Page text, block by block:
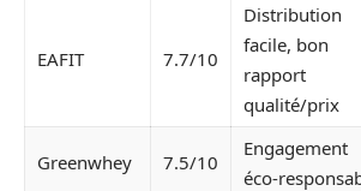
EAFIT 7.7/10
Distribution
facile, bon
rapport
qualité/prix
Greenwhey 7.5/10
Engagement
éco-